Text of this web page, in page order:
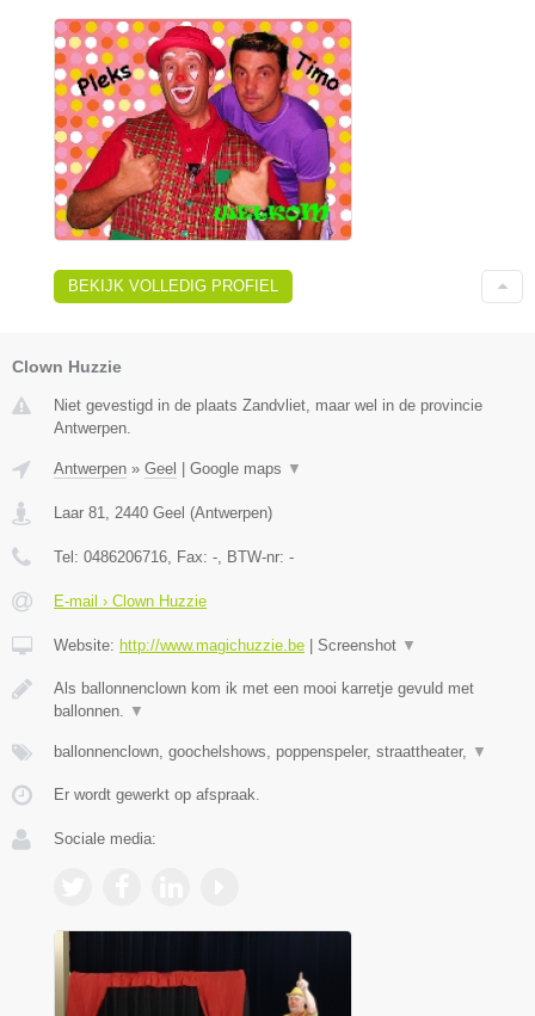
BEKIJK VOLLEDIG PROFIEL
Clown Huzzie
Niet gevestigd in de plaats Zandvliet, maar wel in de provincie
Antwerpen.
Antwerpen » Geel Google maps ▼
Laar 81, 2440 Geel (Antwerpen)
Tel: 0486206716, Fax: -, BTW-nr: -
E-mail › Clown Huzzie
Website: http://www.magichuzzie.be Screenshot ▼
Als ballonnenclown kom ik met een mooi karretje gevuld met
ballonnen. ▼
ballonnenclown, goochelshows, poppenspeler, straattheater, ▼
Er wordt gewerkt op afspraak.
Sociale media: